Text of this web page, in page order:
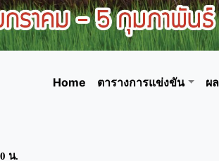
Home ตารางการแข่งขัน ผ
น.